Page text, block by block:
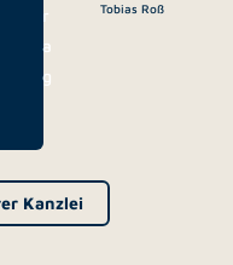
r
a
g
Tobias Roß
Kanzlei